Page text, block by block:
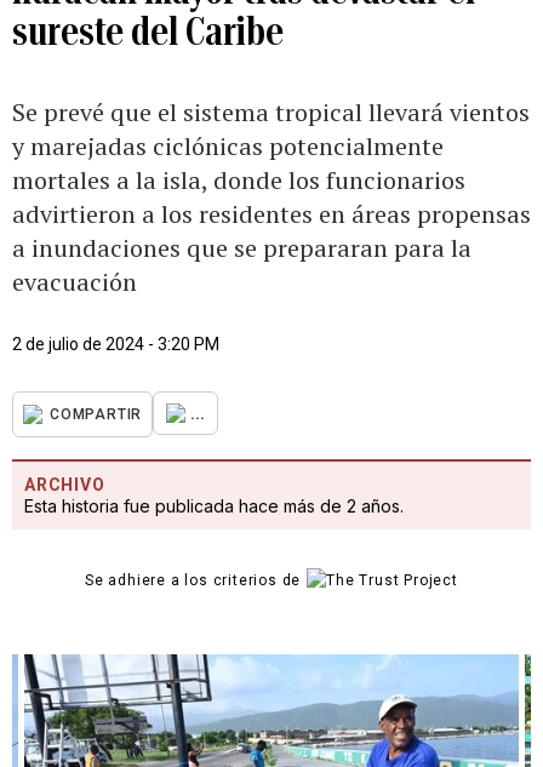
sureste del Caribe
Se prevé que el sistema tropical llevará vientos
y marejadas ciclónicas potencialmente
mortales a la isla, donde los funcionarios
advirtieron a los residentes en áreas propensas
a inundaciones que se prepararan para la
evacuación
2 de julio de 2024 - 3:20 PM
COMPARTIR ...
ARCHIVO
Esta historia fue publicada hace más de 2 años.
Se adhiere a los criterios de